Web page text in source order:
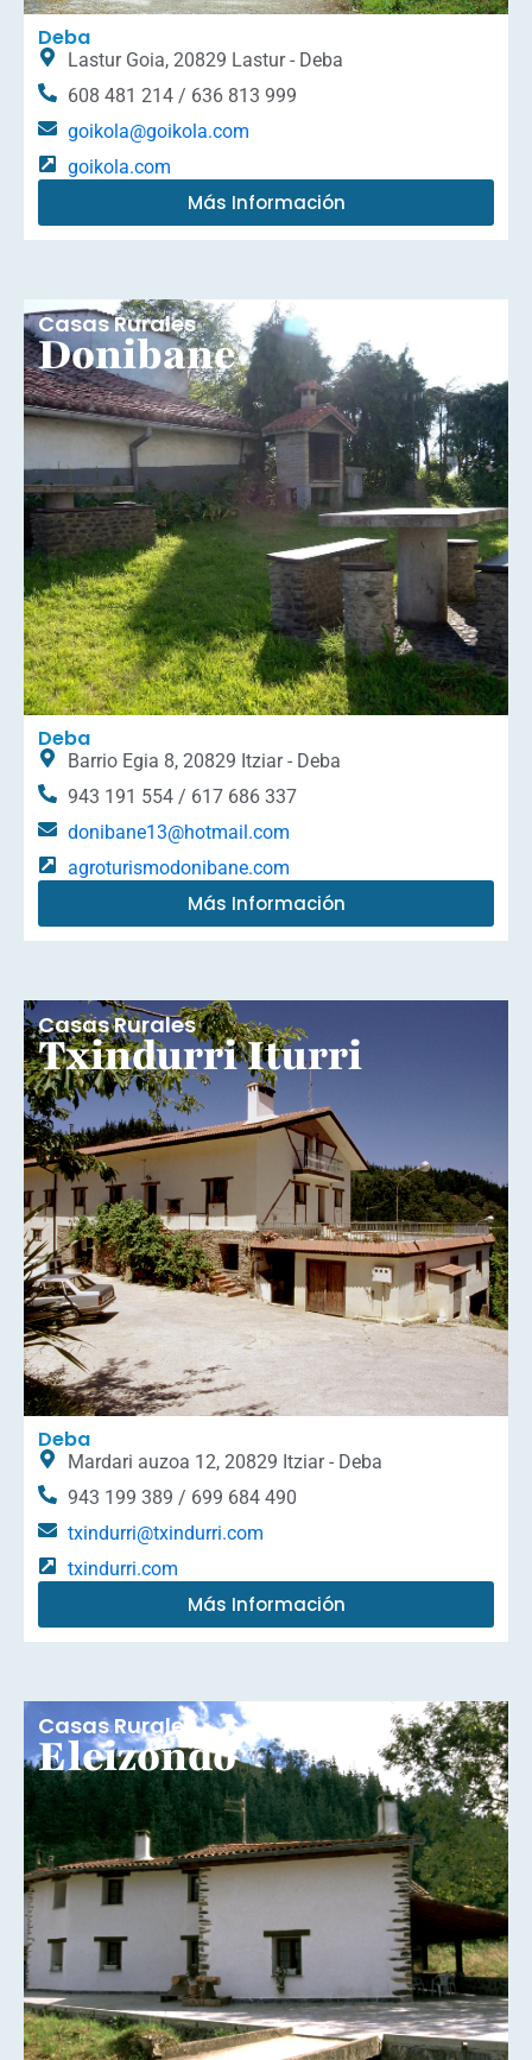
Deba
Lastur Goia, 20829 Lastur - Deba
608 481 214 / 636 813 999
goikola@goikola.com
goikola.com
Más Información
Casas Rurales
Donibane
Deba
Barrio Egia 8, 20829 Itziar - Deba
943 191 554 / 617 686 337
donibane13@hotmail.com
agroturismodonibane.com
Más Información
Casas Rurales
Txindurri Iturri
Deba
Mardari auzoa 12, 20829 Itziar - Deba
943 199 389 / 699 684 490
txindurri@txindurri.com
txindurri.com
Más Información
Casas Rurales
Eleizondo